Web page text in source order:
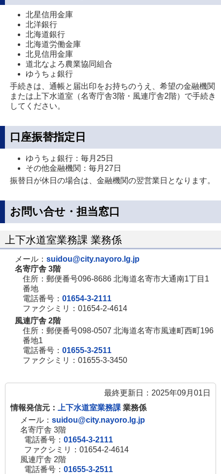
北星信用金庫
北洋銀行
北海道銀行
北海道労働金庫
北見信用金庫
道北なよろ農業協同組合
ゆうちょ銀行
手続きは、通帳と届出印をお持ちのうえ、希望の金融機関
または上下水道室（名寄庁舎3階・風連庁舎2階）で手続き
してください。
口座振替指定日
ゆうちょ銀行：毎月25日
その他金融機関：毎月27日
振替日が休日の場合は、金融機関の翌営業日となります。
お問い合せ・担当窓口
上下水道室業務課 業務係
メール： suidou@city.nayoro.lg.jp
名寄庁舎 3階
住所：郵便番号096-8686 北海道名寄市大通南1丁目1
番地
電話番号： 01654-3-2111
ファクシミリ：01654-2-4614
風連庁舎 2階
住所：郵便番号098-0507 北海道名寄市風連町西町196
番地1
電話番号： 01655-3-2511
ファクシミリ：01655-3-3450
最終更新日：2025年09月01日
情報発信元：
上下水道室業務課 業務係
メール： suidou@city.nayoro.lg.jp
名寄庁舎 3階
電話番号： 01654-3-2111
ファクシミリ：01654-2-4614
風連庁舎 2階
電話番号： 01655-3-2511